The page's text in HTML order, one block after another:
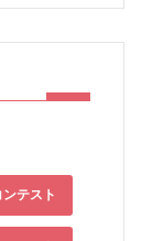
テスト